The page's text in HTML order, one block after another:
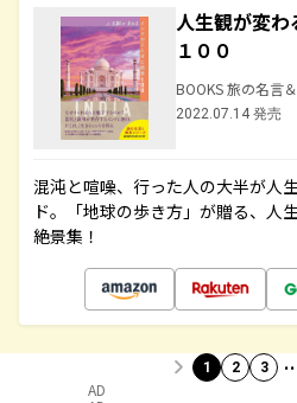
人生観が変わ
１００
BOOKS 旅の名言
2022.07.14 発売
混沌と喧噪、行った人の大半が人
ド。「地球の歩き方」が贈る、人
絶景集！
1 2 3
AD